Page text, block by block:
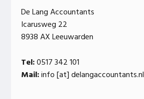
De Lang Accountants
Icarusweg 22
8938 AX Leeuwarden
Tel:0517 342 101
Mail:info [at] delangaccountants.nl